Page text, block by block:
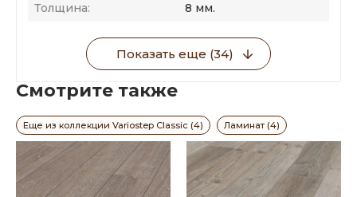
Толщина:
8 мм.
Показать еще (34)
Смотрите также
Еще из коллекции Variostep Classic (4) Ламинат (4)